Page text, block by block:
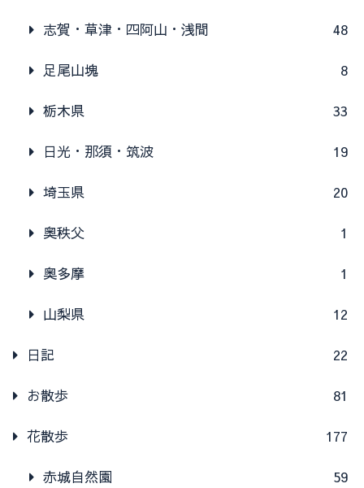
志賀・草津・四阿山・浅間 48
足尾山塊 8
栃木県 33
日光・那須・筑波 19
埼玉県 20
奥秩父 1
奥多摩 1
山梨県 12
日記 22
お散歩 81
花散歩 177
赤城自然園 59